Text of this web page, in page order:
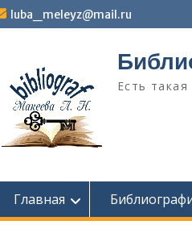
luba_meleyz@mail.ru
Есть
Главная